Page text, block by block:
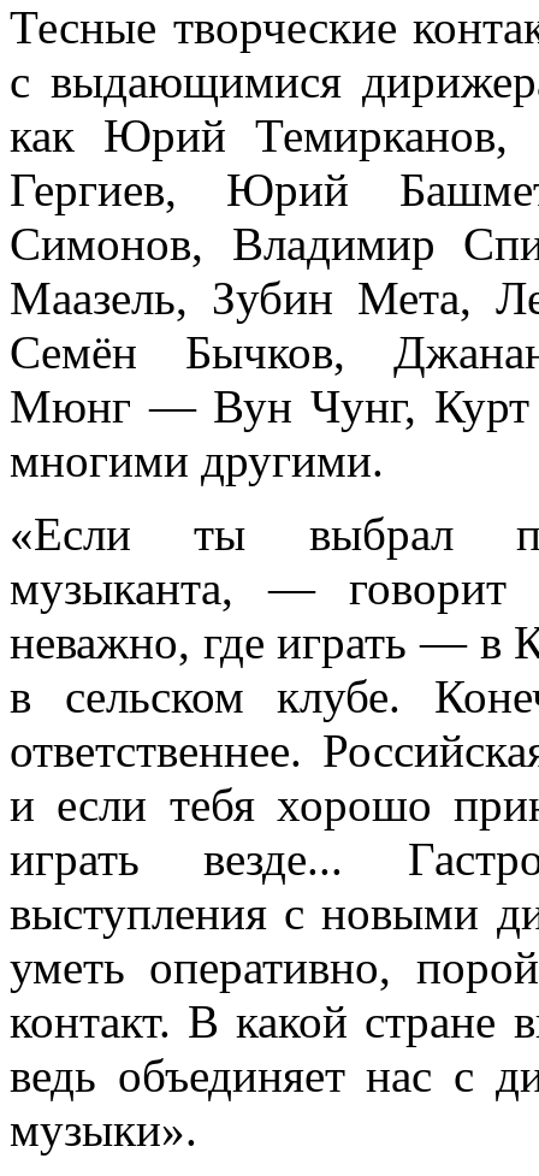
Тесные творческие
с выдающимися
как Юрий Темирканов,
Гергиев, Юрий
Симонов, Владимир
Маазель, Зубин Мета,
Семён Бычков,
Мюнг — Вун Чунг, Курт
многими другими.
«Если ты выбрал
музыканта, —
неважно, где играть — в
в сельском клубе.
ответственнее.
и если тебя хорошо
играть везде...
выступления с новыми
уметь оперативно,
контакт. В какой стране
ведь объединяет нас с
музыки».